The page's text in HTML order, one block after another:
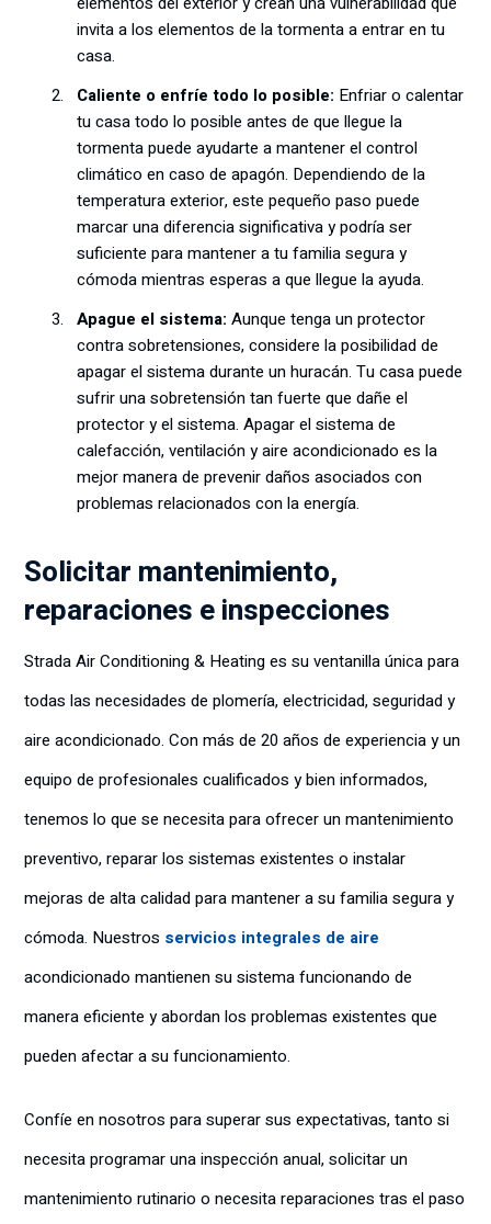
invita a los elementos de la tormenta a entrar en tu
casa.
Caliente o enfríe todo lo posible: Enfriar o calentar
tu casa todo lo posible antes de que llegue la
tormenta puede ayudarte a mantener el control
climático en caso de apagón. Dependiendo de la
temperatura exterior, este pequeño paso puede
marcar una diferencia significativa y podría ser
suficiente para mantener a tu familia segura y
cómoda mientras esperas a que llegue la ayuda.
Apague el sistema: Aunque tenga un protector
contra sobretensiones, considere la posibilidad de
apagar el sistema durante un huracán. Tu casa puede
sufrir una sobretensión tan fuerte que dañe el
protector y el sistema. Apagar el sistema de
calefacción, ventilación y aire acondicionado es la
mejor manera de prevenir daños asociados con
problemas relacionados con la energía.
Solicitar mantenimiento,
reparaciones e inspecciones
Strada Air Conditioning & Heating es su ventanilla única para
todas las necesidades de plomería, electricidad, seguridad y
aire acondicionado. Con más de 20 años de experiencia y un
equipo de profesionales cualificados y bien informados,
tenemos lo que se necesita para ofrecer un mantenimiento
preventivo, reparar los sistemas existentes o instalar
mejoras de alta calidad para mantener a su familia segura y
cómoda. Nuestros servicios integrales de aire
acondicionado mantienen su sistema funcionando de
manera eficiente y abordan los problemas existentes que
pueden afectar a su funcionamiento.
Confíe en nosotros para superar sus expectativas, tanto si
necesita programar una inspección anual, solicitar un
mantenimiento rutinario o necesita reparaciones tras el paso